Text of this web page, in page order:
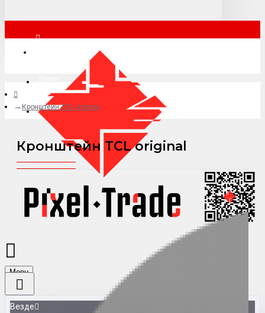
+7 (495) 015-41-41
Menu
Везде
Кронштейн TCL original
Кронштейн TCL original